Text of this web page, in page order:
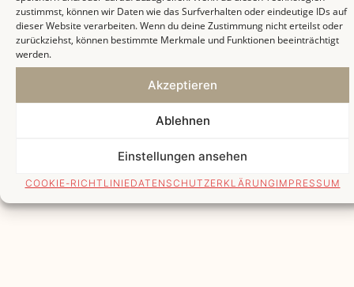
zustimmst, können wir Daten wie das Surfverhalten oder eindeutige IDs auf
dieser Website verarbeiten. Wenn du deine Zustimmung nicht erteilst oder
zurückziehst, können bestimmte Merkmale und Funktionen beeinträchtigt
werden.
Akzeptieren
Ablehnen
Einstellungen ansehen
COOKIE-RICHTLINIEDATENSCHUTZERKLÄRUNG IMPRESSUM